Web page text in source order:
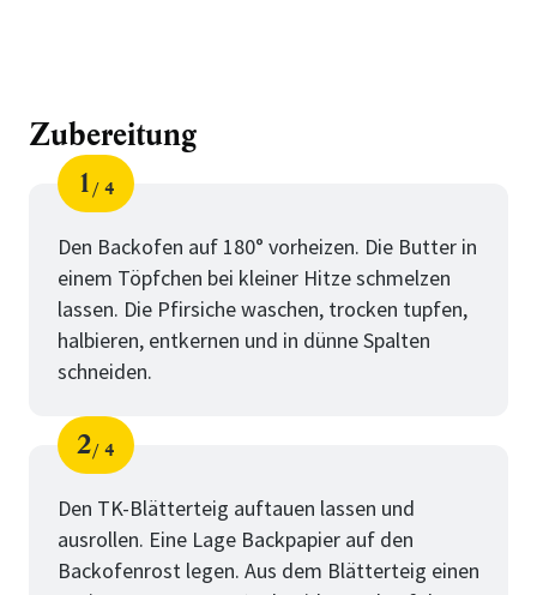
Zubereitung
Schritt
1
von
4
Den Backofen auf 180° vorheizen. Die Butter in
einem Töpfchen bei kleiner Hitze schmelzen
lassen. Die Pfirsiche waschen, trocken tupfen,
halbieren, entkernen und in dünne Spalten
schneiden.
Schritt
2
von
4
Den TK-Blätterteig auftauen lassen und
ausrollen. Eine Lage Backpapier auf den
Backofenrost legen. Aus dem Blätterteig einen